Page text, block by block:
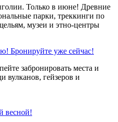
Только в июне! Древние
парки, треккинги по
музеи и этно-центры
Бронируйте уже сейчас!
забронировать места и
вулканов, гейзеров и
весной!